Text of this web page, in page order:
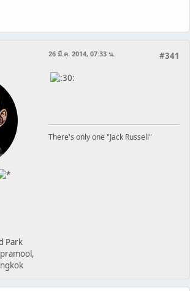
Park
#341
26 มี.ค. 2014, 07:33 น.
There's only one "Jack Russell"